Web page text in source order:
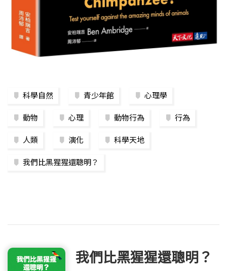
科學自然 青少年館 心理學
動物 心理 動物行為 行為
人類 演化 科學天地
我們比黑猩猩還聰明？
我們比黑猩猩還聰明？